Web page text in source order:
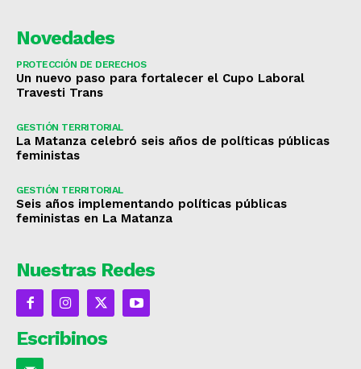
Novedades
PROTECCIÓN DE DERECHOS
Un nuevo paso para fortalecer el Cupo Laboral
Travesti Trans
GESTIÓN TERRITORIAL
La Matanza celebró seis años de políticas públicas
feministas
GESTIÓN TERRITORIAL
Seis años implementando políticas públicas
feministas en La Matanza
Nuestras Redes
Escribinos